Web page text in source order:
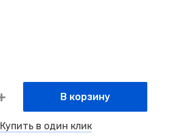
В корзину
Купить в один клик